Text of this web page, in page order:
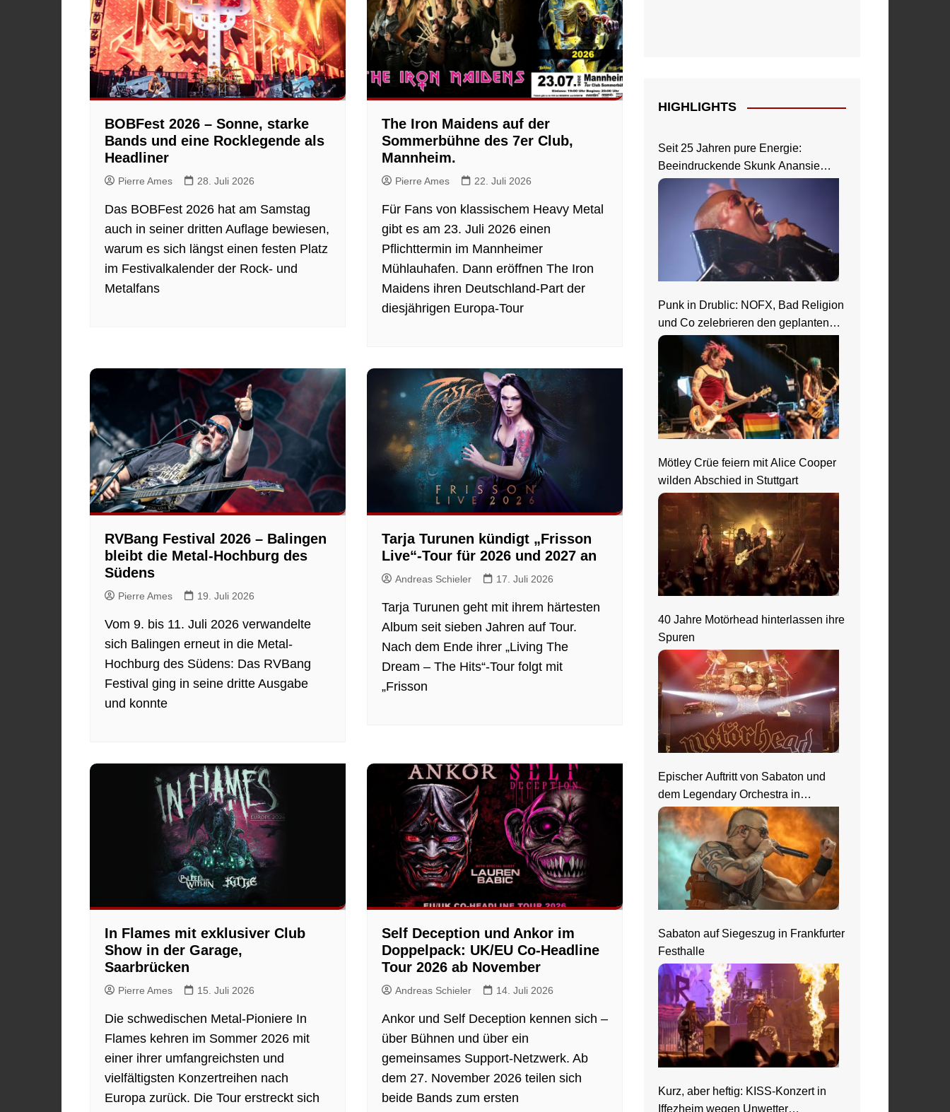
BOBFest 2026 – Sonne, starke
Bands und eine Rocklegende als
Headliner
Pierre Ames 28. Juli 2026
Das BOBFest 2026 hat am Samstag
auch in seiner dritten Auflage bewiesen,
warum es sich längst einen festen Platz
im Festivalkalender der Rock- und
Metalfans
The Iron Maidens auf der
Sommerbühne des 7er Club,
Mannheim.
Pierre Ames 22. Juli 2026
Für Fans von klassischem Heavy Metal
gibt es am 23. Juli 2026 einen
Pflichttermin im Mannheimer
Mühlauhafen. Dann eröffnen The Iron
Maidens ihren Deutschland-Part der
diesjährigen Europa-Tour
RVBang Festival 2026 – Balingen
bleibt die Metal-Hochburg des
Südens
Pierre Ames 19. Juli 2026
Vom 9. bis 11. Juli 2026 verwandelte
sich Balingen erneut in die Metal-
Hochburg des Südens: Das RVBang
Festival ging in seine dritte Ausgabe
und konnte
Tarja Turunen kündigt „Frisson
Live“-Tour für 2026 und 2027 an
Andreas Schieler 17. Juli 2026
Tarja Turunen geht mit ihrem härtesten
Album seit sieben Jahren auf Tour.
Nach dem Ende ihrer „Living The
Dream – The Hits“-Tour folgt mit
„Frisson
In Flames mit exklusiver Club
Show in der Garage,
Saarbrücken
Pierre Ames 15. Juli 2026
Die schwedischen Metal-Pioniere In
Flames kehren im Sommer 2026 mit
einer ihrer umfangreichsten und
vielfältigsten Konzertreihen nach
Europa zurück. Die Tour erstreckt sich
Self Deception und Ankor im
Doppelpack: UK/EU Co-Headline
Tour 2026 ab November
Andreas Schieler 14. Juli 2026
Ankor und Self Deception kennen sich –
über Bühnen und über ein
gemeinsames Support-Netzwerk. Ab
dem 27. November 2026 teilen sich
beide Bands zum ersten
HIGHLIGHTS
Seit 25 Jahren pure Energie:
Beeindruckende Skunk Anansie
Show in Wiesbaden
Punk in Drublic: NOFX, Bad Religion
und Co zelebrieren den geplanten
Ausnahmezustand
Mötley Crüe feiern mit Alice Cooper
wilden Abschied in Stuttgart
40 Jahre Motörhead hinterlassen ihre
Spuren
Epischer Auftritt von Sabaton und
dem Legendary Orchestra in
Frankfurt
Sabaton auf Siegeszug in Frankfurter
Festhalle
Kurz, aber heftig: KISS-Konzert in
Iffezheim wegen Unwetter